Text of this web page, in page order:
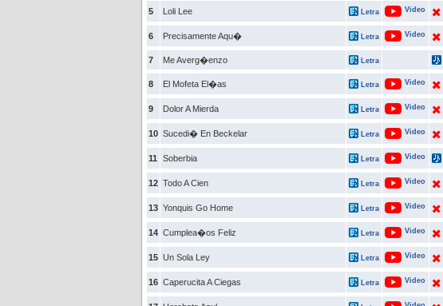
5 Loli Lee Letra Video
6 Precisamente Aqu� Letra Video
7 Me Averg�enzo Letra
8 El Mofeta El�as Letra Video
9 Dolor A Mierda Letra Video
10 Sucedi� En Beckelar Letra Video
11 Soberbia Letra Video
12 Todo A Cien Letra Video
13 Yonquis Go Home Letra Video
14 Cumplea�os Feliz Letra Video
15 Un Sola Ley Letra Video
16 Caperucita A Ciegas Letra Video